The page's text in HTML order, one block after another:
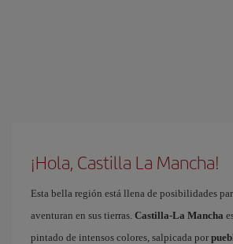
¡Hola, Castilla La Mancha!
Esta bella región está llena de posibilidades
aventuran en sus tierras. Castilla-La Mancha
pintado de intensos colores, salpicada por